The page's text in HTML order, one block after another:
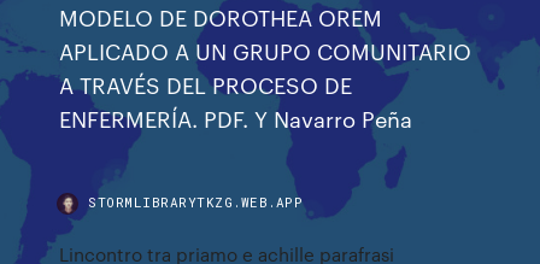
MODELO DE DOROTHEA OREM
APLICADO A UN GRUPO COMUNITARIO
A TRAVÉS DEL PROCESO DE
ENFERMERÍA. PDF. Y Navarro Peña
STORMLIBRARYTKZG.WEB.APP
Lincontro tra priamo e achille parafrasi